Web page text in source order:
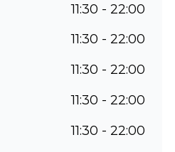
11:30 - 22:00
11:30 - 22:00
11:30 - 22:00
11:30 - 22:00
11:30 - 22:00